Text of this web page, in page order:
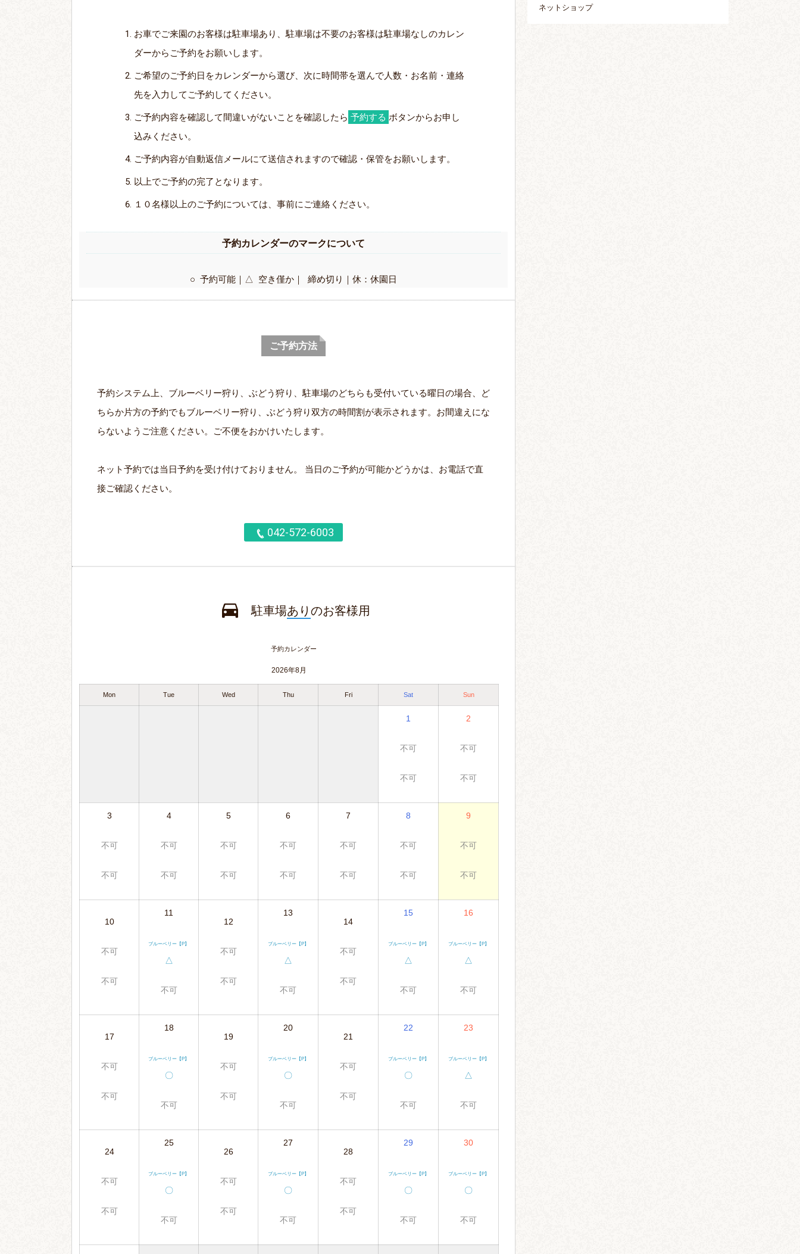
お車でご来園のお客様は駐車場あり、駐車場は不要のお客様は駐車場なしのカレン
ダーからご予約をお願いします。
ご希望のご予約日をカレンダーから選び、次に時間帯を選んで人数・お名前・連絡
先を入力してご予約してください。
ご予約内容を確認して間違いがないことを確認したら 予約する ボタンからお申し
込みください。
ご予約内容が自動返信メールにて送信されますので確認・保管をお願いします。
以上でご予約の完了となります。
１０名様以上のご予約については、事前にご連絡ください。
予約カレンダーのマークについて
○ 予約可能｜△ 空き僅か｜ 締め切り｜休：休園日
ご予約方法
予約システム上、ブルーベリー狩り、ぶどう狩り、駐車場のどちらも受付いている曜日の場合 、ど
ちらか片方の予約でもブルーベリー狩り、ぶどう狩り双方の時間割が表示されます。お間違えにな
らないようご注意ください。ご不便をおかけいたします。
ネット予約では当日予約を受け付けておりません。 当日のご予約が可能かどうかは、お電話で直
接ご確認ください。
042-572-6003
駐車場ありのお客様用
予約カレンダー
2026年8月
Mon Tue Wed Thu Fri Sat Sun
1
不可
不可
2
不可
不可
3
不可
不可
4
不可
不可
5
不可
不可
6
不可
不可
7
不可
不可
8
不可
不可
9
不可
不可
10
不可
不可
11
ブルーベリー【P】
△
不可
12
不可
不可
13
ブルーベリー【P】
△
不可
14
不可
不可
15
ブルーベリー【P】
△
不可
16
ブルーベリー【P】
△
不可
17
不可
不可
18
ブルーベリー【P】
〇
不可
19
不可
不可
20
ブルーベリー【P】
〇
不可
21
不可
不可
22
ブルーベリー【P】
〇
不可
23
ブルーベリー【P】
△
不可
24
不可
不可
25
ブルーベリー【P】
〇
不可
26
不可
不可
27
ブルーベリー【P】
〇
不可
28
不可
不可
29
ブルーベリー【P】
〇
不可
30
ブルーベリー【P】
〇
不可
ネットショップ